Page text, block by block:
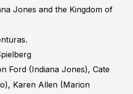
Jones and the Kingdom of
Ford (Indiana Jones), Cate
Karen Allen (Marion